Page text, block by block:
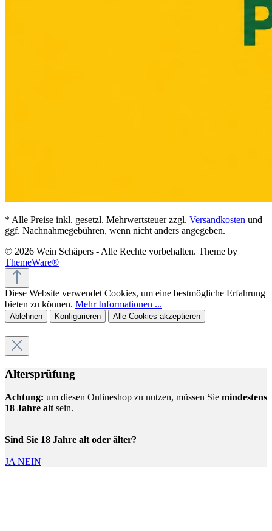
* Alle Preise inkl. gesetzl. Mehrwertsteuer zzgl. Versandkosten und
ggf. Nachnahmegebühren, wenn nicht anders angegeben.
© 2026 Wein Schäpers - Alle Rechte vorbehalten. Theme by
ThemeWare®
Diese Website verwendet Cookies, um eine bestmögliche Erfahrung
bieten zu können. Mehr Informationen ...
Ablehnen Konfigurieren Alle Cookies akzeptieren
Altersprüfung
Achtung: um diesen Onlineshop zu nutzen, müssen Sie mindestens
18 Jahre alt sein.
Sind Sie 18 Jahre alt oder älter?
JA NEIN